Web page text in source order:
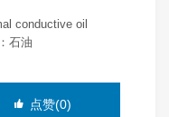
conductive oil
石油
点赞(0)